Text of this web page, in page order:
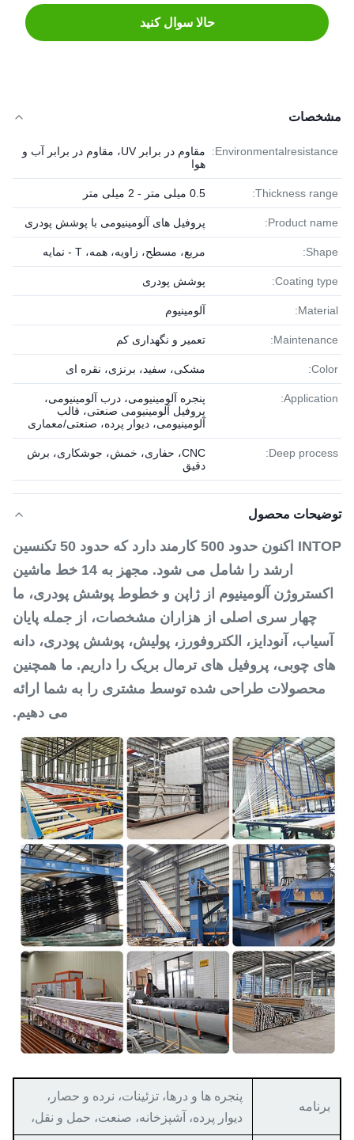
حالا سوال کنيد
مشخصات
Environmentalresistance:
مقاوم در برابر UV، مقاوم در برابر آب و
هوا
Thickness range: 0.5 میلی متر - 2 میلی متر
Product name: پروفیل های آلومینیومی با پوشش پودری
Shape: مربع، مسطح، زاویه، همه، T - نمایه
Coating type: پوشش پودری
Material: آلومینیوم
Maintenance: تعمیر و نگهداری کم
Color: مشکی، سفید، برنزی، نقره ای
Application:
پنجره آلومینیومی، درب آلومینیومی،
پروفیل آلومینیومی صنعتی، قالب
آلومینیومی، دیوار پرده، صنعتی/معماری
Deep process:
CNC، حفاری، خمش، جوشکاری، برش
دقیق
توضیحات محصول
INTOP اکنون حدود 500 کارمند دارد که حدود 50 تکنسین
ارشد را شامل می شود. مجهز به 14 خط ماشین
اکستروژن آلومینیوم از ژاپن و خطوط پوشش پودری، ما
چهار سری اصلی از هزاران مشخصات، از جمله پایان
آسیاب، آنودایز، الکتروفورز، پولیش، پوشش پودری، دانه
های چوبی، پروفیل های ترمال بریک را داریم. ما همچنین
محصولات طراحی شده توسط مشتری را به شما ارائه
می دهیم.
برنامه
پنجره ها و درها، تزئینات، نرده و حصار،
دیوار پرده، آشپزخانه، صنعت، حمل و نقل،